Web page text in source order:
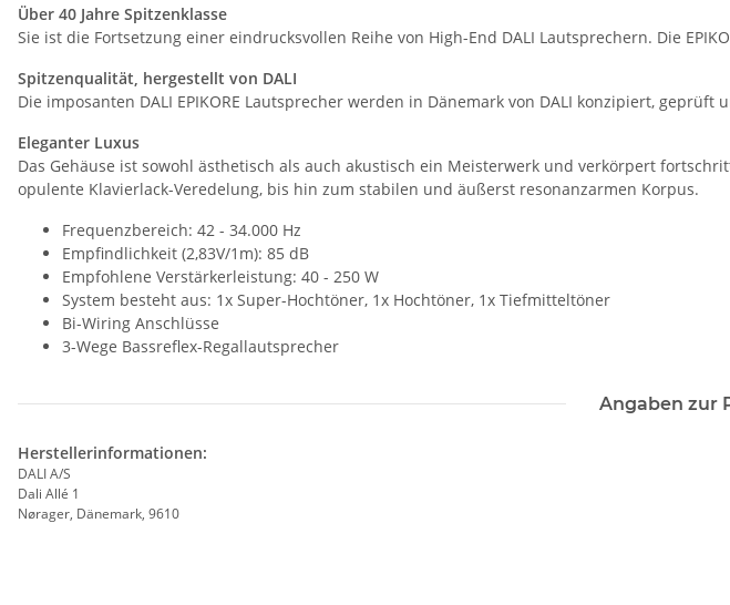
Über 40 Jahre Spitzenklasse
Sie ist die Fortsetzung einer eindrucksvollen Reihe von High-End DALI Lautsprechern. Die
Spitzenqualität, hergestellt von DALI
Die imposanten DALI EPIKORE Lautsprecher werden in Dänemark von DALI konzipiert,
Eleganter Luxus
Das Gehäuse ist sowohl ästhetisch als auch akustisch ein Meisterwerk und verkörpert
opulente Klavierlack-Veredelung, bis hin zum stabilen und äußerst resonanzarmen Korpus.
Frequenzbereich: 42 - 34.000 Hz
Empfindlichkeit (2,83V/1m): 85 dB
Empfohlene Verstärkerleistung: 40 - 250 W
System besteht aus: 1x Super-Hochtöner, 1x Hochtöner, 1x Tiefmitteltöner
Bi-Wiring Anschlüsse
3-Wege Bassreflex-Regallautsprecher
Angaben zur
Herstellerinformationen:
DALI A/S
Dali Allé 1
Nørager, Dänemark, 9610